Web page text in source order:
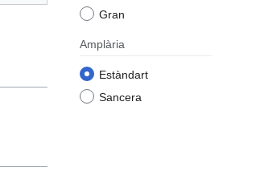
Gran
Amplària
Estàndart
Sancera